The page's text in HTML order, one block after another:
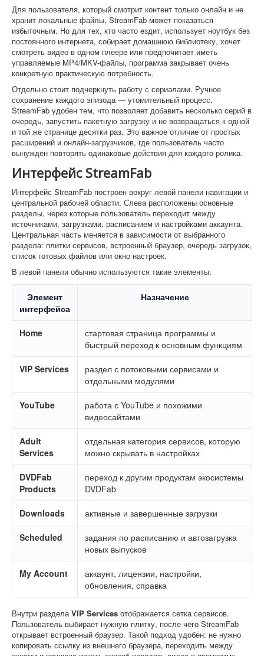
Для пользователя, который смотрит контент только онлайн и не
хранит локальные файлы, StreamFab может показаться
избыточным. Но для тех, кто часто ездит, использует ноутбук без
постоянного интернета, собирает домашнюю библиотеку, хочет
смотреть видео в одном плеере или предпочитает иметь
управляемые MP4/MKV-файлы, программа закрывает очень
конкретную практическую потребность.
Отдельно стоит подчеркнуть работу с сериалами. Ручное
сохранение каждого эпизода — утомительный процесс.
StreamFab удобен тем, что позволяет добавить несколько серий в
очередь, запустить пакетную загрузку и не возвращаться к одной
и той же странице десятки раз. Это важное отличие от простых
расширений и онлайн-загрузчиков, где пользователь часто
вынужден повторять одинаковые действия для каждого ролика.
Интерфейс StreamFab
Интерфейс StreamFab построен вокруг левой панели навигации и
центральной рабочей области. Слева расположены основные
разделы, через которые пользователь переходит между
источниками, загрузками, расписанием и настройками аккаунта.
Центральная часть меняется в зависимости от выбранного
раздела: плитки сервисов, встроенный браузер, очередь загрузок,
список готовых файлов или окно настроек.
В левой панели обычно используются такие элементы:
Элемент
интерфейса
Назначение
Home
стартовая страница программы и
быстрый переход к основным функциям
VIP Services
раздел с потоковыми сервисами и
отдельными модулями
YouTube
работа с YouTube и похожими
видеосайтами
Adult
Services
отдельная категория сервисов, которую
можно скрывать в настройках
DVDFab
Products
переход к другим продуктам экосистемы
DVDFab
Downloads активные и завершенные загрузки
Scheduled
задания по расписанию и автозагрузка
новых выпусков
My Account
аккаунт, лицензии, настройки,
обновления, справка
Внутри разделаVIP Services отображается сетка сервисов.
Пользователь выбирает нужную плитку, после чего StreamFab
открывает встроенный браузер. Такой подход удобен: не нужно
копировать ссылку из внешнего браузера, переходить между